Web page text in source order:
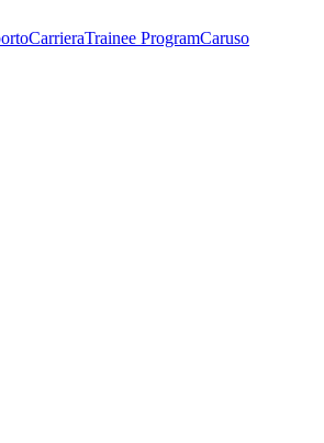
CarrieraTrainee ProgramCaruso